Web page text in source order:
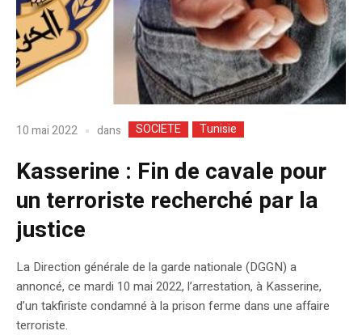
10 mai 2022 dans SOCIETE Tunisie
Kasserine : Fin de cavale pour
un terroriste recherché par la
justice
La Direction générale de la garde nationale (DGGN) a
annoncé, ce mardi 10 mai 2022, l’arrestation, à Kasserine,
d’un takfiriste condamné à la prison ferme dans une affaire
terroriste.